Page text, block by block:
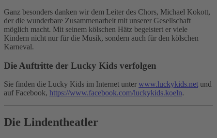
Ganz besonders danken wir dem Leiter des Chors, Michael Kokott,
der die wunderbare Zusammenarbeit mit unserer Gesellschaft
möglich macht. Mit seinem kölschen Hätz begeistert er viele
Kindern nicht nur für die Musik, sondern auch für den kölschen
Karneval.
Die Auftritte der Lucky Kids verfolgen
Sie finden die Lucky Kids im Internet unter www.luckykids.net und
auf Facebook, https://www.facebook.com/luckykids.koeln.
Die Lindentheatler